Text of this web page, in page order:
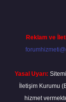
Reklam ve
Yasal Uyarı:
İletişim Kurumu
hizmet